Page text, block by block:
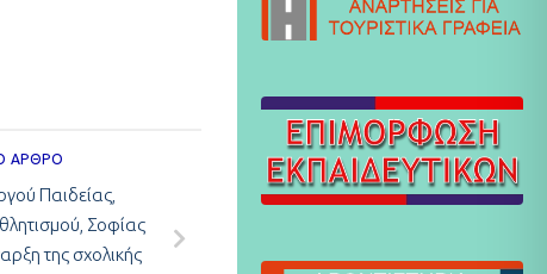
ΆΡΘΡΟ
Παιδείας,
Σοφίας
της σχολικής